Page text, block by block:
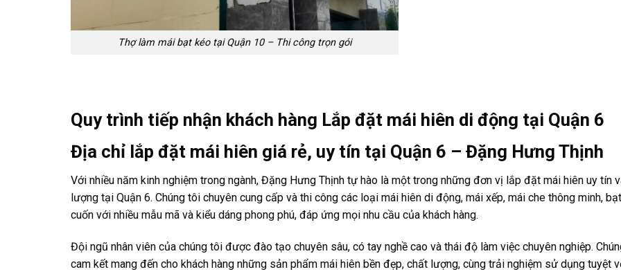
Thợ làm mái bạt kéo tại Quận 10 – Thi công trọn gói
Quy trình tiếp nhận khách hàng Lắp đặt mái hiên di động tại Quận 6
Địa chỉ lắp đặt mái hiên giá rẻ, uy tín tại Quận 6 – Đặng Hưng Thịnh
Với nhiều năm kinh nghiệm trong ngành, Đặng Hưng Thịnh tự hào là một trong những đơn vị lắp đặt mái hiên uy tín
lượng tại Quận 6. Chúng tôi chuyên cung cấp và thi công các loại mái hiên di động, mái xếp, mái che thông minh,
cuốn với nhiều mẫu mã và kiểu dáng phong phú, đáp ứng mọi nhu cầu của khách hàng.
Đội ngũ nhân viên của chúng tôi được đào tạo chuyên sâu, có tay nghề cao và thái độ làm việc chuyên nghiệp.
cam kết mang đến cho khách hàng những sản phẩm mái hiên bền đẹp, chất lượng, cùng trải nghiệm sử dụng tuyệt